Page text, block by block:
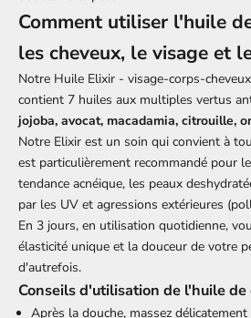
Comment utiliser l'huile
les cheveux, le visage et
Notre Huile Elixir - visage-corps-
contient 7 huiles aux multiples vertus
jojoba, avocat, macadamia, citrouille,
Notre Elixir est un soin qui convient à
est particulièrement recommandé pour
tendance acnéique, les peaux
par les UV et agressions extérieures
En 3 jours, en utilisation quotidienne,
élasticité unique et la douceur de votre
d'autrefois.
Conseils d'utilisation de l'huile
Après la douche, massez